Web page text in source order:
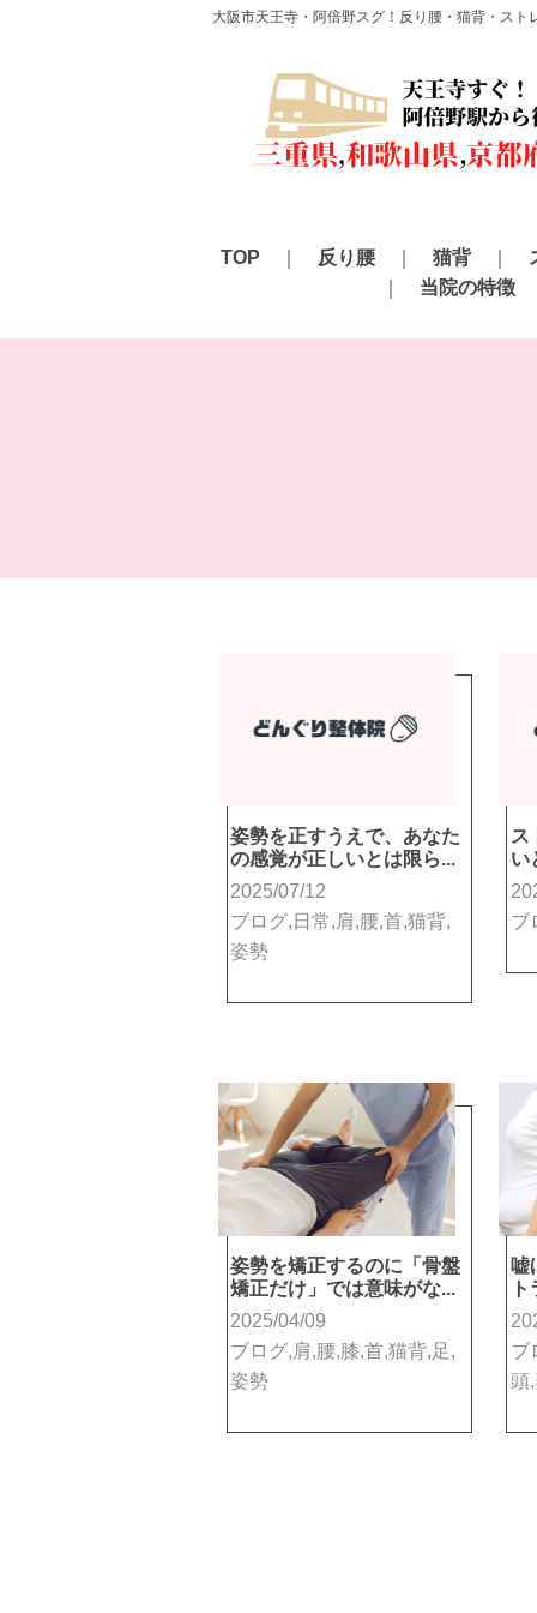
大阪市天王寺・阿倍野スグ！反り腰・猫背・ス
TOP 反り腰 猫背
当院の特徴
姿勢を正すうえで、あなた
の感覚が正しいとは限ら...
2025/07/12
ブログ,日常,肩,腰,首,猫背,
姿勢
ス
い
ブ
姿勢を矯正するのに「骨盤
矯正だけ」では意味がな...
2025/04/09
ブログ,肩,腰,膝,首,猫背,足,
姿勢
嘘
ブ
頭